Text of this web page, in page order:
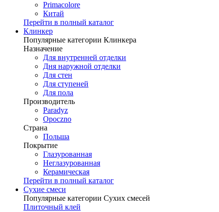
Primacolore
Китай
Перейти в полный каталог
Клинкер
Популярные категории Клинкера
Назначение
Для внутренней отделки
Дня наружной отделки
Для стен
Для ступеней
Для пола
Производитель
Paradyz
Opoczno
Страна
Польша
Покрытие
Глазурованная
Неглазурованная
Керамическая
Перейти в полный каталог
Сухие смеси
Популярные категории Сухих смесей
Плиточный клей